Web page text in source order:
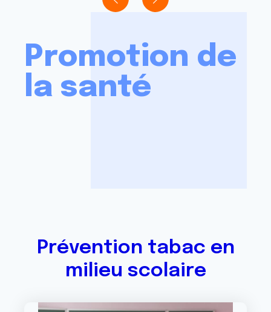
Promotion de
la santé
Prévention tabac en
milieu scolaire